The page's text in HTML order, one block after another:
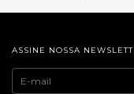
ASSINE NOSSA